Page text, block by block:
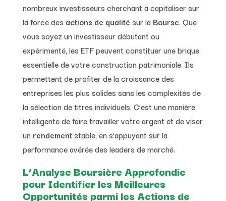
nombreux investisseurs cherchant à capitaliser sur
la force des actions de qualité sur la Bourse. Que
vous soyez un investisseur débutant ou
expérimenté, les ETF peuvent constituer une brique
essentielle de votre construction patrimoniale. Ils
permettent de profiter de la croissance des
entreprises les plus solides sans les complexités de
la sélection de titres individuels. C’est une manière
intelligente de faire travailler votre argent et de viser
un rendementstable, en s’appuyant sur la
performance avérée des leaders de marché.
L’Analyse Boursière Approfondie
pour Identifier les Meilleures
Opportunités parmi les Actions de